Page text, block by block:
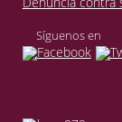
Síguenos en